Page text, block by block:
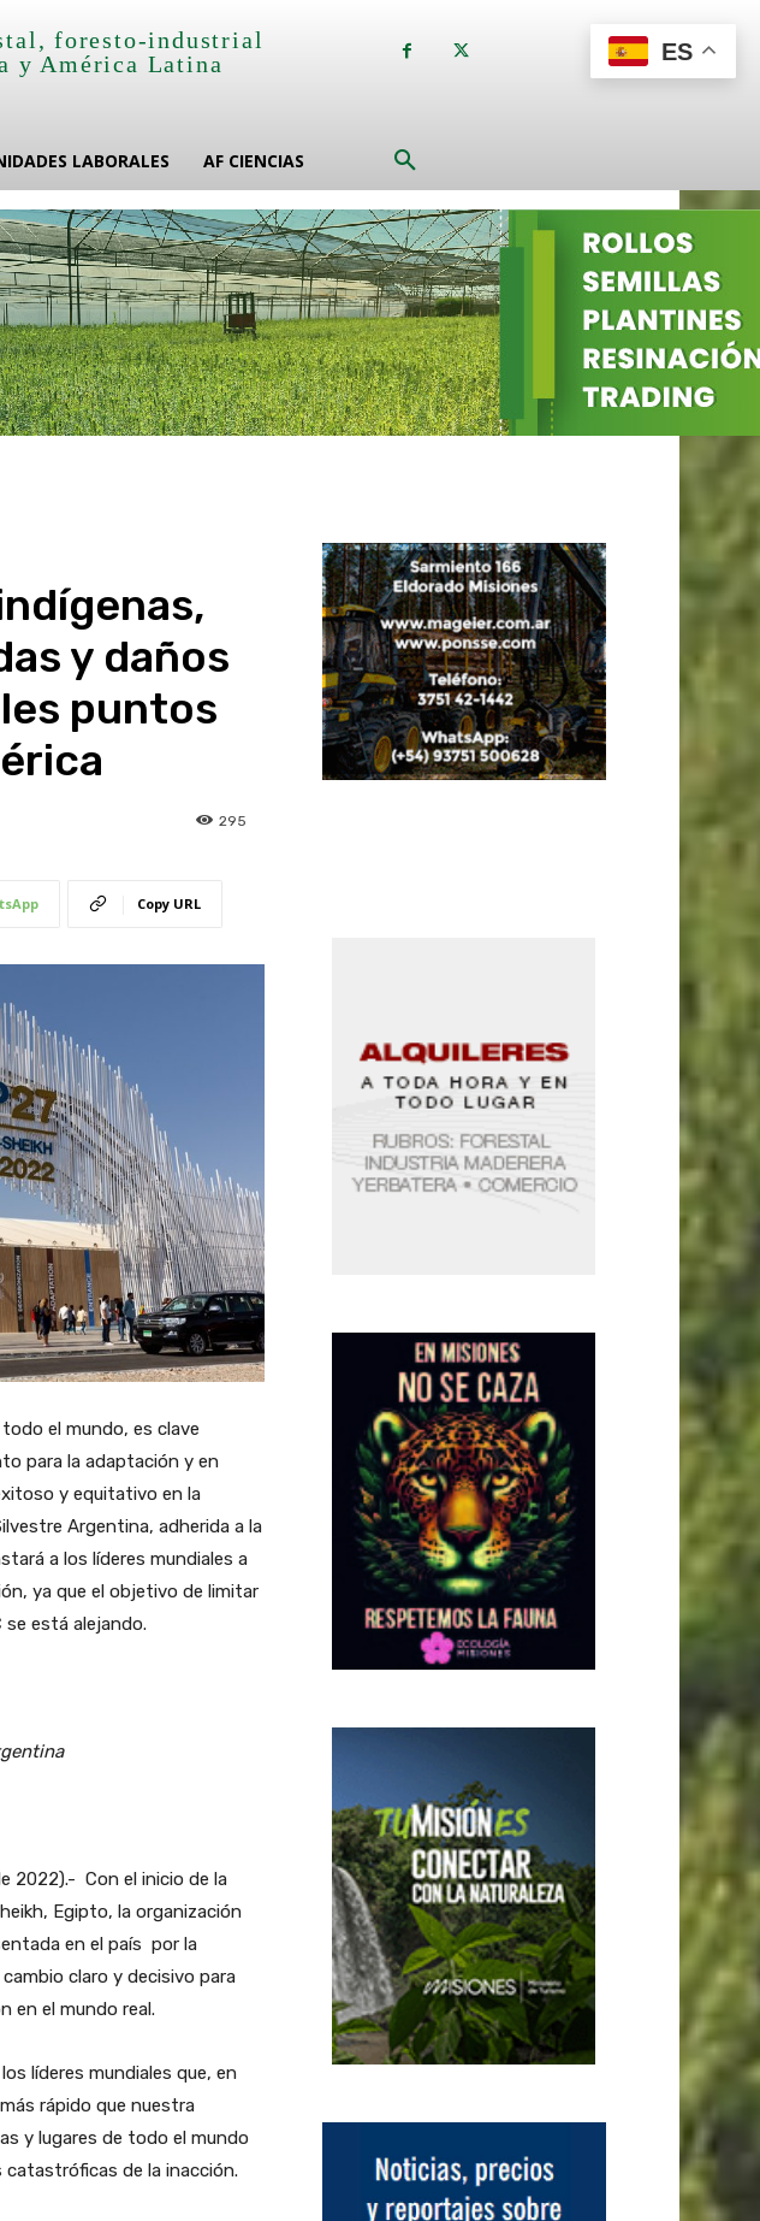
foresto-industrial
y América Latina
LABORALES AF CIENCIAS
y daños
puntos
295
Copy URL
el mundo, es clave
para la adaptación y en
y equitativo en la
Argentina, adherida a la
a los líderes mundiales a
ya que el objetivo de limitar
se está alejando.
2022).- Con el inicio de la
Egipto, la organización
en el país por la
claro y decisivo para
en el mundo real.
líderes mundiales que, en
rápido que nuestra
y lugares de todo el mundo
de la inacción.
ES